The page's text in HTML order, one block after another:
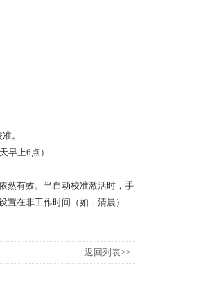
。
早上6点）
然有效。当自动校准激活时，手
在非工作时间（如，清晨）
返回列表>>